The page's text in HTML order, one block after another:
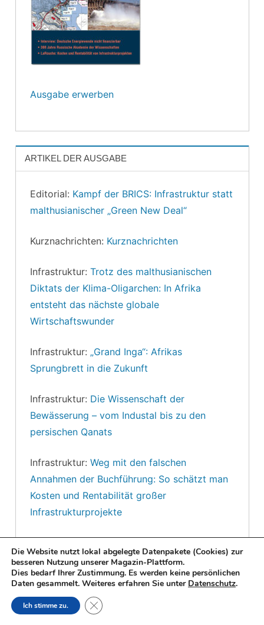
Ausgabe erwerben
ARTIKEL DER AUSGABE
Editorial: Kampf der BRICS: Infrastruktur statt
malthusianischer „Green New Deal“
Kurznachrichten: Kurznachrichten
Infrastruktur: Trotz des malthusianischen
Diktats der Klima-Oligarchen: In Afrika
entsteht das nächste globale
Wirtschaftswunder
Infrastruktur: „Grand Inga“: Afrikas
Sprungbrett in die Zukunft
Infrastruktur: Die Wissenschaft der
Bewässerung – vom Industal bis zu den
persischen Qanats
Infrastruktur: Weg mit den falschen
Annahmen der Buchführung: So schätzt man
Kosten und Rentabilität großer
Infrastrukturprojekte
Russische Akademie der Wissenschaften
Energiepolitik:Energieexperte: „Deutsche
Energiewende ist nicht finanzierbar“
Die Website nutzt lokal abgelegte Datenpakete (Cookies) zur
besseren Nutzung unserer Magazin-Plattform.
Dies bedarf Ihrer Zustimmung. Es werden keine persönlichen
Daten gesammelt. Weiteres erfahren Sie unter Datenschutz.
Ich stimme zu. Close GDPR Cookie Banner